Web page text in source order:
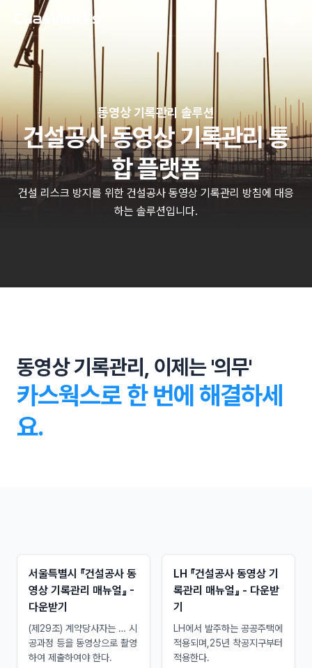
동영상 기록관리 솔루션
건설공사 동영상 기록관리 통
합 플랫폼
건설 리스크 방지를 위한 건설공사 동영상 기록관리 방침에 대응
하는 솔루션입니다.
동영상 기록관리, 이제는 '의무'
카스웍스로 한 번에 해결하세
요.
서울특별시 『건설공사 동
영상 기록관리 매뉴얼』 -
다운받기
(제29조) 계약당사자는 … 시
공과정 등을 동영상으로 촬영
하여 제출하여야 한다.
LH 『건설공사 동영상 기
록관리 매뉴얼』 - 다운받
기
LH에서 발주하는 공공주택에
적용되며,25년 착공지구부터
적용한다.